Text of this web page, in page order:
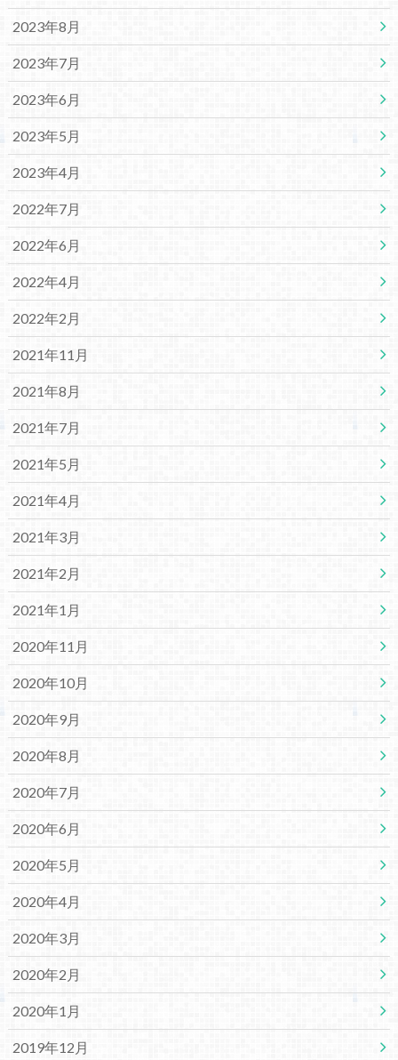
2023年8月
2023年7月
2023年6月
2023年5月
2023年4月
2022年7月
2022年6月
2022年4月
2022年2月
2021年11月
2021年8月
2021年7月
2021年5月
2021年4月
2021年3月
2021年2月
2021年1月
2020年11月
2020年10月
2020年9月
2020年8月
2020年7月
2020年6月
2020年5月
2020年4月
2020年3月
2020年2月
2020年1月
2019年12月